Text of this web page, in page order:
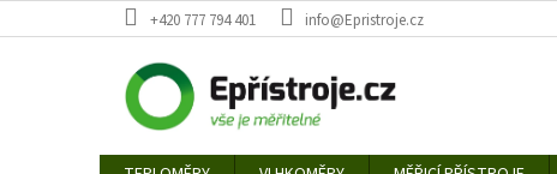
na
+420 777 794 401 info@Epristroje.cz